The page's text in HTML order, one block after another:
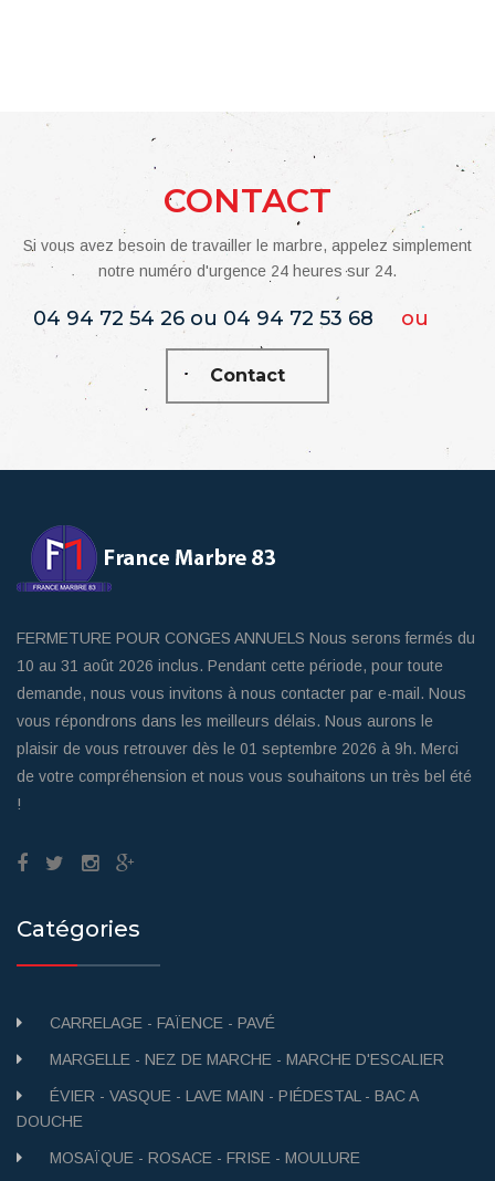
CONTACT
Si vous avez besoin de travailler le marbre, appelez simplement
notre numéro d'urgence 24 heures sur 24.
04 94 72 54 26 ou 04 94 72 53 68 ou
Contact
FERMETURE POUR CONGES ANNUELS Nous serons fermés du
10 au 31 août 2026 inclus. Pendant cette période, pour toute
demande, nous vous invitons à nous contacter par e-mail. Nous
vous répondrons dans les meilleurs délais. Nous aurons le
plaisir de vous retrouver dès le 01 septembre 2026 à 9h. Merci
de votre compréhension et nous vous souhaitons un très bel été
!
Catégories
CARRELAGE - FAÏENCE - PAVÉ
MARGELLE - NEZ DE MARCHE - MARCHE D'ESCALIER
ÉVIER - VASQUE - LAVE MAIN - PIÉDESTAL - BAC A
DOUCHE
MOSAÏQUE - ROSACE - FRISE - MOULURE